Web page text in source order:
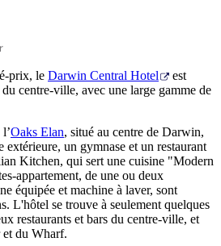
prix, le Darwin Central Hotel
est
centre-ville, avec une large gamme de
Oaks Elan, situé au centre de Darwin,
extérieure, un gymnase et un restaurant
Kitchen, qui sert une cuisine "Modern
appartement, de une ou deux
équipée et machine à laver, sont
L'hôtel se trouve à seulement quelques
restaurants et bars du centre-ville, et
et du Wharf.